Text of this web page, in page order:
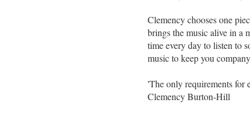
Clemency chooses one
brings the music alive in a
time every day to listen to
music to keep you
'The only requirements for
Clemency Burton-Hill